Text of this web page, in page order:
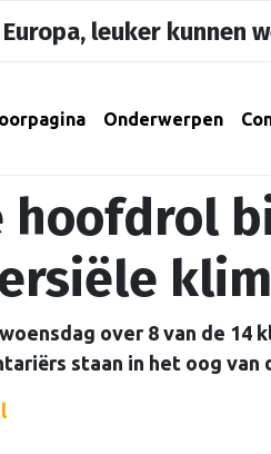
Europa, leuker kunnen
Onderwerpen
hoofdrol
over 8 van de 14
staan in het oog van